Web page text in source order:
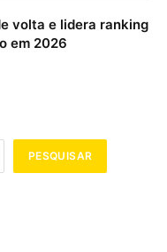
volta e lidera ranking
em 2026
PESQUISAR